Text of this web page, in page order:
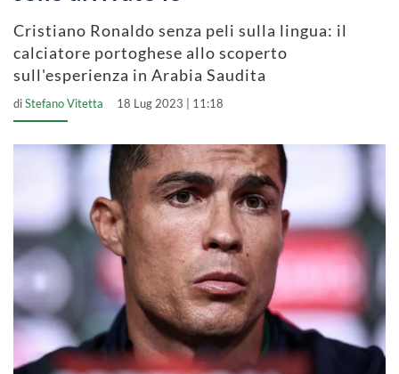
Cristiano Ronaldo senza peli sulla lingua: il
calciatore portoghese allo scoperto
sull'esperienza in Arabia Saudita
diStefano Vitetta 18 Lug 2023 | 11:18